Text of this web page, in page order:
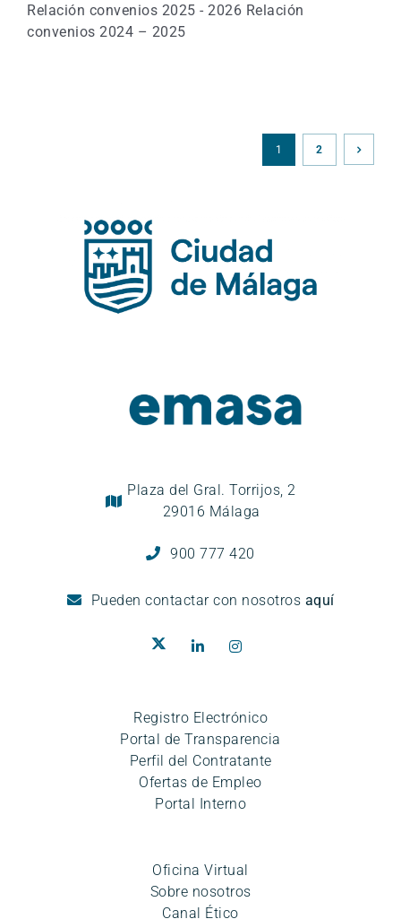
Relación convenios 2025 - 2026 Relación
convenios 2024 – 2025
1 2
Plaza del Gral. Torrijos, 2
29016 Málaga
900 777 420
Pueden contactar con nosotros aquí
Registro Electrónico
Portal de Transparencia
Perfil del Contratante
Ofertas de Empleo
Portal Interno
Oficina Virtual
Sobre nosotros
Canal Ético